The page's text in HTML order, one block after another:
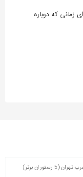
زمانی که دوباره
برتر)